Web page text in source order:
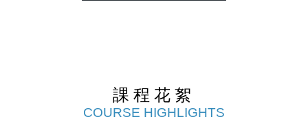
課程花絮
COURSE HIGHLIGHTS